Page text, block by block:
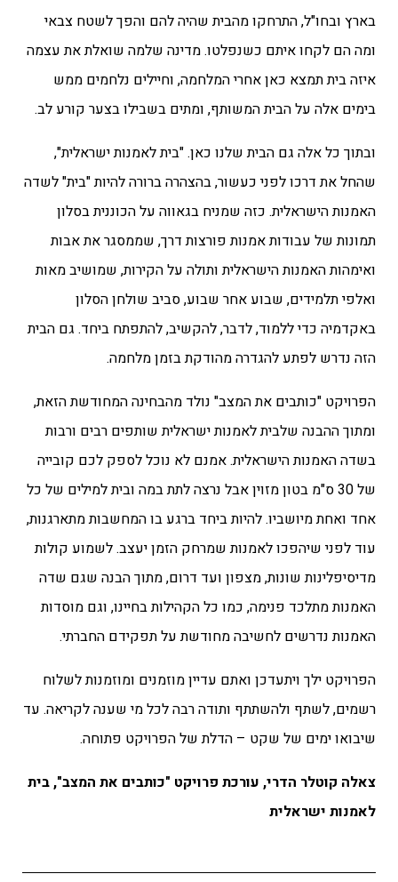
בארץ ובחו"ל, התרחקו מהבית שהיה להם והפך לשטח צבאי
ומה הם לקחו איתם כשנפלטו. מדינה שלמה שואלת את עצמה
איזה בית תמצא כאן אחרי המלחמה, וחיילים נלחמים ממש
בימים אלה על הבית המשותף, ומתים בשבילו בצער קורע לב.
ובתוך כל אלה גם הבית שלנו כאן. "בית לאמנות ישראלית",
שהחל את דרכו לפני כעשור, בהצהרה ברורה להיות "בית" לשדה
האמנות הישראלית. כזה שמניח בגאווה על הכוננית בסלון
תמונות של עבודות אמנות פורצות דרך, שממסגר את אבות
ואימהות האמנות הישראלית ותולה על הקירות, שמושיב מאות
ואלפי תלמידים, שבוע אחר שבוע, סביב שולחן הסלון
באקדמיה כדי ללמוד, לדבר, להקשיב, להתפתח ביחד. גם הבית
הזה נדרש לפתע להגדרה מהודקת בזמן מלחמה.
הפרויקט "כותבים את המצב" נולד מהבחינה המחודשת הזאת,
ומתוך ההבנה שלבית לאמנות ישראלית שותפים רבים ורבות
בשדה האמנות הישראלית. אמנם לא נוכל לספק לכם קובייה
של 30 ס"מ בטון מזוין אבל נרצה לתת במה ובית למילים של כל
אחד ואחת מיושביו. להיות ביחד ברגע בו המחשבות מתארגנות,
עוד לפני שיהפכו לאמנות שמרחק הזמן יעצב. לשמוע קולות
מדיסיפלינות שונות, מצפון ועד דרום, מתוך הבנה שגם שדה
האמנות מתלכד פנימה, כמו כל הקהילות בחיינו, וגם מוסדות
האמנות נדרשים לחשיבה מחודשת על תפקידם החברתי.
הפרויקט ילך ויתעדכן ואתם עדיין מוזמנים ומוזמנות לשלוח
רשמים, לשתף ולהשתתף ותודה רבה לכל מי שענה לקריאה. עד
שיבואו ימים של שקט – הדלת של הפרויקט פתוחה.
צאלה קוטלר הדרי, עורכת פרויקט "כותבים את המצב", בית
לאמנות ישראלית